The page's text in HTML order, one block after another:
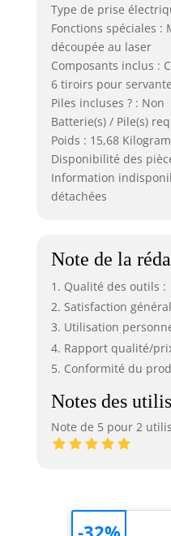
Type de prise
Fonctions spéciales :
découpée au laser
Composants inclus :
6 tiroirs pour servante
Piles incluses ? : Non
Batterie(s) / Pile(s)
Poids : 15,68
Disponibilité des
Information
détachées
Note de la
1. Qualité des outils :
2. Satisfaction
3. Utilisation
4. Rapport qualité/
5. Conformité du
Notes des
Note de 5 pour 2